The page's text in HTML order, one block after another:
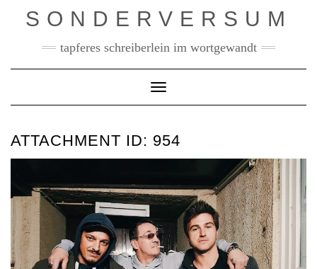
SONDERVERSUM
tapferes schreiberlein im wortgewandt
Toggle Navigation
ATTACHMENT ID: 954